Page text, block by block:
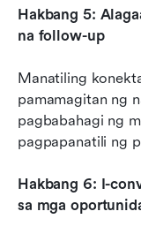
Hakbang 5:
na follow-up
Manatiling
pamamagitan ng
pagbabahagi ng
pagpapanatili ng
Hakbang 6: I-
sa mga